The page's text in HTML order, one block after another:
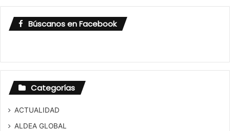
Búscanos en Facebook
Categorías
ACTUALIDAD
ALDEA GLOBAL